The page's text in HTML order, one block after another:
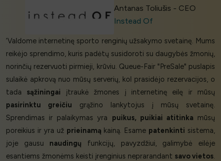
Antanas Toliušis - CEO
Instead Of
‘Valdome internetinę sporto renginių užsakymo svetainę. Mums
reikėjo sprendimo, kuris padėtų susidoroti su daugybės žmonių,
norinčių rezervuoti pirmieji, krūviu. Queue-Fair "PreSale" puslapis
sulaikė apkrovą nuo mūsų serverių, kol prasidėjo rezervacijos, o
tada sąžiningai įtraukė žmones į internetinę eilę ir mūsų
pasirinktu greičiu grąžino lankytojus į mūsų svetainę.
Sprendimas ir palaikymas yra puikus, puikiai atitinkamūsų
poreikius ir yra už prieinamą kainą. Esame patenkinti sistema,
joje gausu naudingų funkcijų, pavyzdžiui, galimybė eilėje
esantiems žmonėms keisti įrenginius neprarandant savo vietos